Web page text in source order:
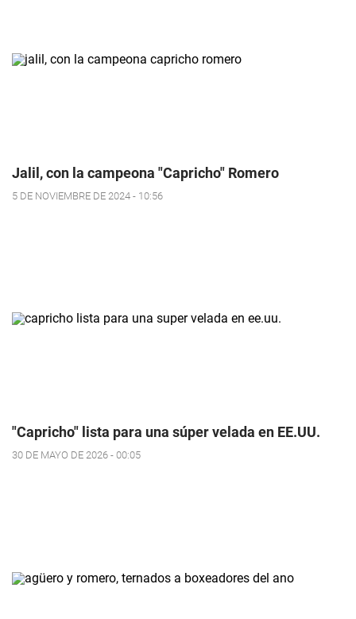
Jalil, con la campeona "Capricho" Romero
5 DE NOVIEMBRE DE 2024 - 10:56
"Capricho" lista para una súper velada en EE.UU.
30 DE MAYO DE 2026 - 00:05